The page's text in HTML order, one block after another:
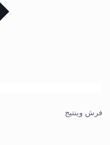
فرش وینتیج